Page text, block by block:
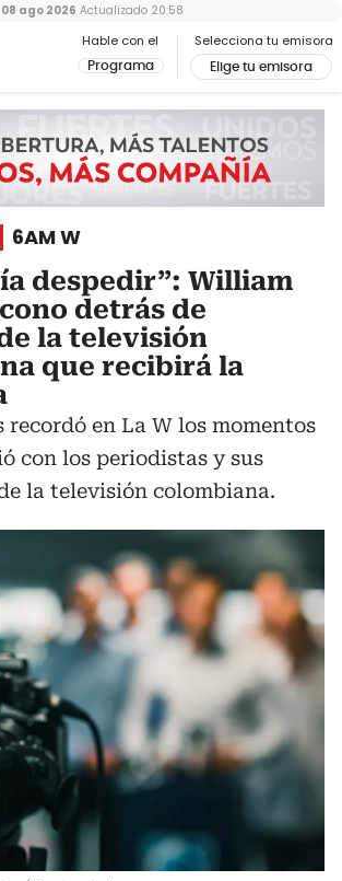
Hable con el
Programa
Selecciona tu emisora
Elige tu emisora
08 ago 2026 Actualizado 20:58
6AM W
despedir”: William
detrás de
la televisión
que recibirá la
en La W los momentos
con los periodistas y sus
la televisión colombiana.